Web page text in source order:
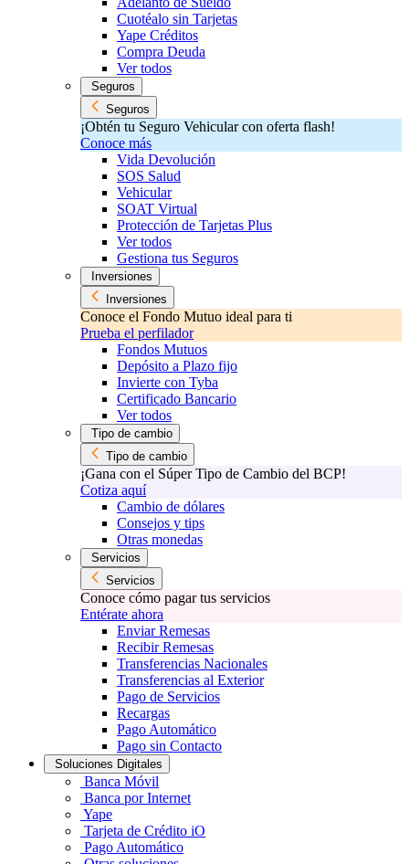
Cuotéalo sin Tarjetas
Yape Créditos
Compra Deuda
Ver todos
Seguros
Seguros
¡Obtén tu Seguro Vehicular con oferta flash!
Conoce más
Vida Devolución
SOS Salud
Vehicular
SOAT Virtual
Protección de Tarjetas Plus
Ver todos
Gestiona tus Seguros
Inversiones
Inversiones
Conoce el Fondo Mutuo ideal para ti
Prueba el perfilador
Fondos Mutuos
Depósito a Plazo fijo
Invierte con Tyba
Certificado Bancario
Ver todos
Tipo de cambio
Tipo de cambio
¡Gana con el Súper Tipo de Cambio del BCP!
Cotiza aquí
Cambio de dólares
Consejos y tips
Otras monedas
Servicios
Servicios
Conoce cómo pagar tus servicios
Entérate ahora
Enviar Remesas
Recibir Remesas
Transferencias Nacionales
Transferencias al Exterior
Pago de Servicios
Recargas
Pago Automático
Pago sin Contacto
Soluciones Digitales
Banca Móvil
Banca por Internet
Yape
Tarjeta de Crédito iO
Pago Automático